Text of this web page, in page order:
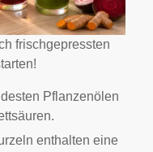
frischgepressten
Pflanzenölen
enthalten eine